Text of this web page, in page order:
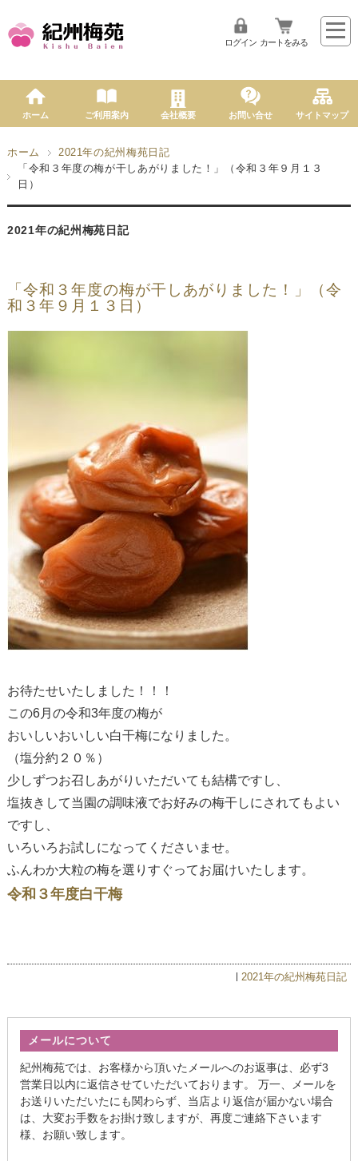
ログイン カートをみる
ホーム ご利用案内 会社概要 お問い合せ サイトマップ
ホーム
2021年の紀州梅苑日記
「令和３年度の梅が干しあがりました！」（令和３年９月１３
日）
2021年の紀州梅苑日記
「令和３年度の梅が干しあがりました！」（令
和３年９月１３日）
お待たせいたしました！！！
この6月の令和3年度の梅が
おいしいおいしい白干梅になりました。
（塩分約２０％）
少しずつお召しあがりいただいても結構ですし、
塩抜きして当園の調味液でお好みの梅干しにされてもよい
ですし、
いろいろお試しになってくださいませ。
ふんわか大粒の梅を選りすぐってお届けいたします。
令和３年度白干梅
2021年の紀州梅苑日記
メールについて
紀州梅苑では、お客様から頂いたメールへのお返事は、必ず3
営業日以内に返信させていただいております。 万一、メールを
お送りいただいたにも関わらず、当店より返信が届かない場合
は、大変お手数をお掛け致しますが、再度ご連絡下さいます
様、お願い致します。